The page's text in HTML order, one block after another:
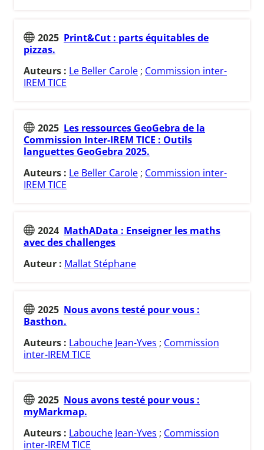
2025 Print&Cut : parts équitables de
pizzas.
Auteurs : Le Beller Carole ; Commission inter-
IREM TICE
2025 Les ressources GeoGebra de la
Commission Inter-IREM TICE : Outils
languettes GeoGebra 2025.
Auteurs : Le Beller Carole; Commission inter-
IREM TICE
2024 MathAData : Enseigner les maths
avec des challenges
Auteur : Mallat Stéphane
2025 Nous avons testé pour vous :
Basthon.
Auteurs : Labouche Jean-Yves ; Commission
inter-IREM TICE
2025 Nous avons testé pour vous :
myMarkmap.
Auteurs : Labouche Jean-Yves ; Commission
inter-IREM TICE